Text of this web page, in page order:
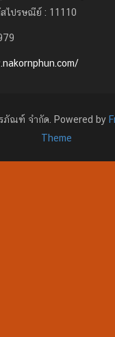
ไปรษณีย์ : 11110
ภัณฑ์ จำกัด. Powered by
Theme